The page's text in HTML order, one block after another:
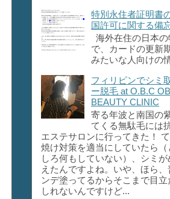
特別永住者証明書
国許可に関する備
海外在住の日本
で、カードの更新
みたいな人向けの
フィリピンでシミ
ー脱毛 at O.B.C
BEAUTY CLINIC
寄る年波と南国の
てくる無駄毛には
エステサロンに行ってきた！
焼け対策を適当にしていたら（
しろ何もしていない）、シミ
えたんですよね。いや、ほら
ンデ塗ってるからそこまで目立
しれないんですけど...